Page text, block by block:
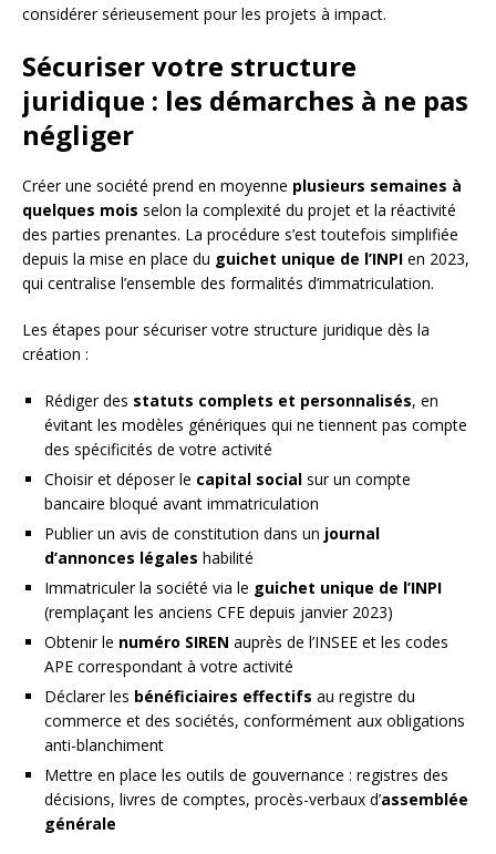
considérer sérieusement pour les projets à impact.
Sécuriser votre structure
juridique : les démarches à ne pas
négliger
Créer une société prend en moyenne plusieurs semaines à
quelques mois selon la complexité du projet et la réactivité
des parties prenantes. La procédure s’est toutefois simplifiée
depuis la mise en place du guichet unique de l’INPI en 2023,
qui centralise l’ensemble des formalités d’immatriculation.
Les étapes pour sécuriser votre structure juridique dès la
création :
Rédiger des statuts complets et personnalisés, en
évitant les modèles génériques qui ne tiennent pas compte
des spécificités de votre activité
Choisir et déposer le capital social sur un compte
bancaire bloqué avant immatriculation
Publier un avis de constitution dans un journal
d’annonces légales habilité
Immatriculer la société via le guichet unique de l’INPI
(remplaçant les anciens CFE depuis janvier 2023)
Obtenir le numéro SIREN auprès de l’INSEE et les codes
APE correspondant à votre activité
Déclarer les bénéficiaires effectifs au registre du
commerce et des sociétés, conformément aux obligations
anti-blanchiment
Mettre en place les outils de gouvernance : registres des
décisions, livres de comptes, procès-verbaux d’assemblée
générale